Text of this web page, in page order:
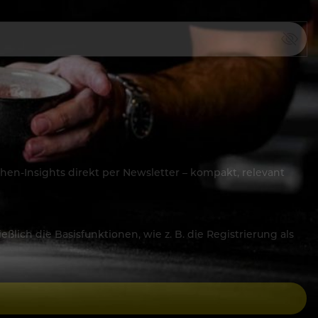
Insights direkt per Newsletter – kompakt, relevant
die Basisfunktionen, wie z. B. die Registrierung als